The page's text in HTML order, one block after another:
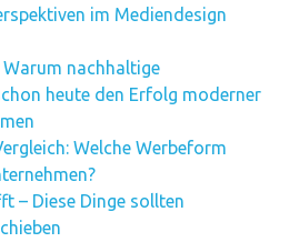
im Mediendesign
nachhaltige
heute den Erfolg moderner
Welche Werbeform
– Diese Dinge sollten